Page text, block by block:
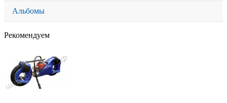
Альбомы
Рекомендуем